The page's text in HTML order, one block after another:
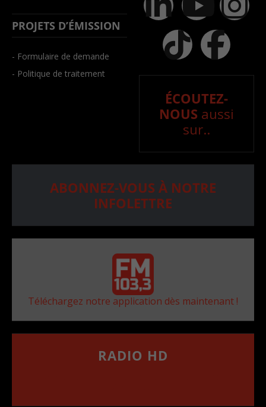
PROJETS D’ÉMISSION
- Formulaire de demande
- Politique de traitement
ÉCOUTEZ-
NOUS aussi
sur..
ABONNEZ-VOUS À NOTRE
INFOLETTRE
Téléchargez notre application dès maintenant !
RADIO HD